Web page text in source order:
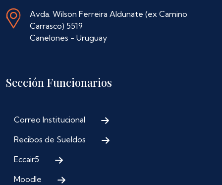
Avda. Wilson Ferreira Aldunate (ex Camino
Carrasco) 5519
Canelones - Uruguay
Sección Funcionarios
Correo Institucional
Recibos de Sueldos
Eccair5
Moodle